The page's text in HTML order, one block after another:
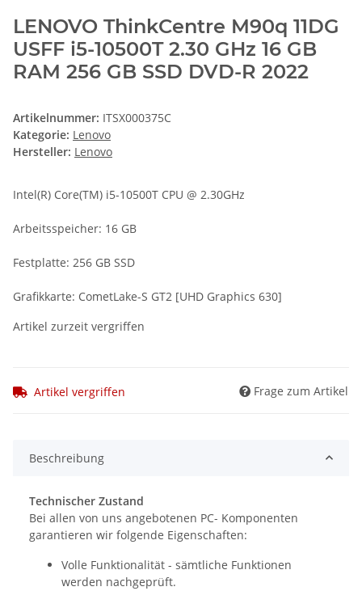
LENOVO ThinkCentre M90q 11DG
USFF i5-10500T 2.30 GHz 16 GB
RAM 256 GB SSD DVD-R 2022
Artikelnummer: ITSX000375C
Kategorie: Lenovo
Hersteller: Lenovo
Intel(R) Core(TM) i5-10500T CPU @ 2.30GHz
Arbeitsspeicher: 16 GB
Festplatte: 256 GB SSD
Grafikkarte: CometLake-S GT2 [UHD Graphics 630]
Artikel zurzeit vergriffen
Artikel vergriffen Frage zum Artikel
Beschreibung
Technischer Zustand
Bei allen von uns angebotenen PC- Komponenten
garantieren wir folgende Eigenschaften:
Volle Funktionalität - sämtliche Funktionen
werden nachgeprüft.